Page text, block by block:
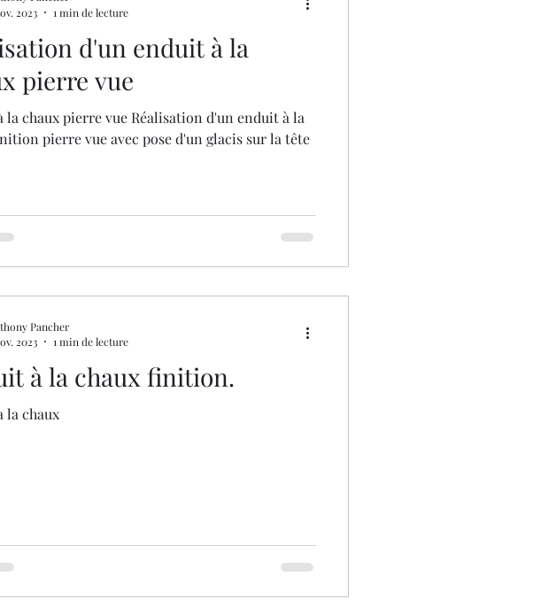
d'un enduit à la
pierre vue
la chaux pierre vue Réalisation d'un enduit à la
pierre vue avec pose d'un glacis sur la tête
2023
1 min de lecture
à la chaux finition.
la chaux
Pancher
2023
1 min de lecture